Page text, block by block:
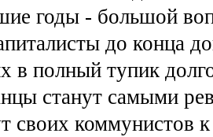
годы - большой
до конца
в полный тупик
станут самыми
своих коммунистов к